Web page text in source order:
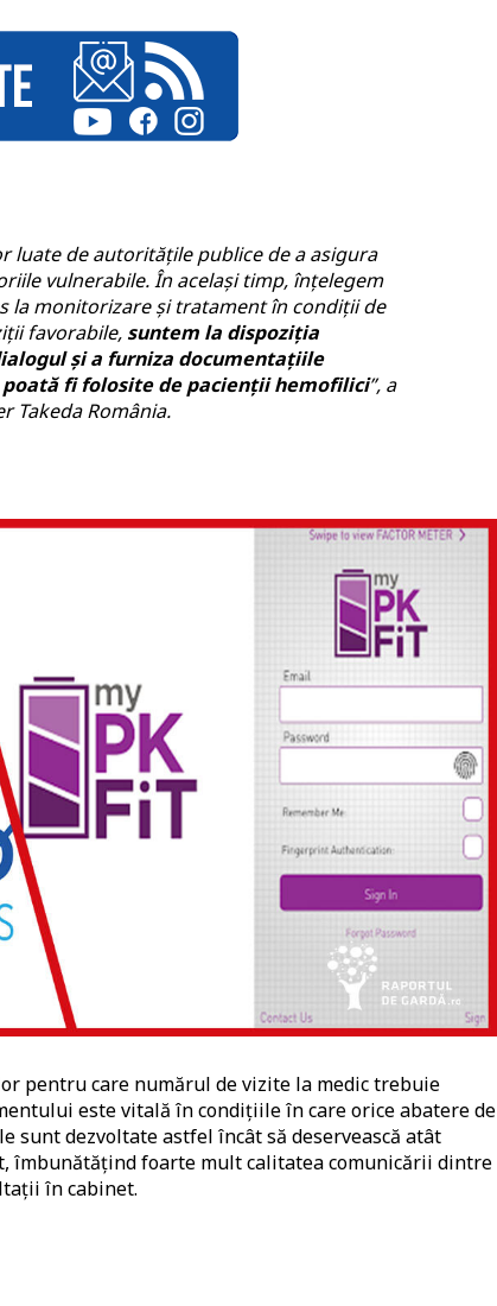
luate de autoritățile publice de a asigura
vulnerabile. În același timp, înțelegem
la monitorizare și tratament în condiții de
favorabile, suntem la dispoziția
și a furniza documentațiile
fi folosite de pacienții hemofilici”, a
Takeda România.
pentru care numărul de vizite la medic trebuie
este vitală în condițiile în care orice abatere de
sunt dezvoltate astfel încât să deservească atât
îmbunătățind foarte mult calitatea comunicării dintre
în cabinet.